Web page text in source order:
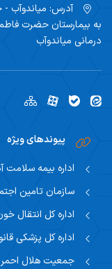
آدرس: میاندوآب -
به بیمارستان حضرت
درمانی میاندوآب
پیوندهای ویژه
اداره بیمه سلامت
سازمان تامین
اداره کل انتقال
اداره کل پزشکی
جمعیت هلال احمر